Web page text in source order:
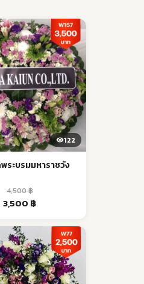
122
ระบรมมหาราชวัง
4,500฿
Original
4,500 ฿.
3,500 ฿
3,500 ฿.